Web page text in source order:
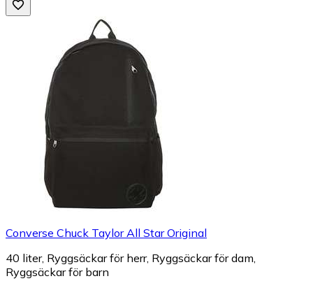
Converse Chuck Taylor All Star Original
40 liter, Ryggsäckar för herr, Ryggsäckar för dam,
Ryggsäckar för barn